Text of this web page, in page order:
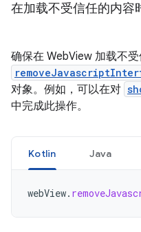
在加载不受信任的内容
确保在 WebView 加载不
对象。例如，可以在对
中完成此操作。
Kotlin Java
webView.